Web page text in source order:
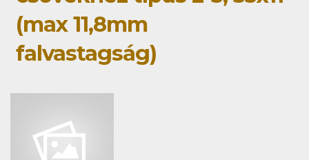
(max 11,8mm
falvastagság)